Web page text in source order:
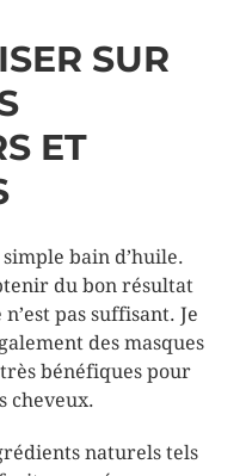
SUR
ET
simple bain d’huile.
du bon résultat
pas suffisant. Je
des masques
bénéfiques pour
cheveux.
naturels tels